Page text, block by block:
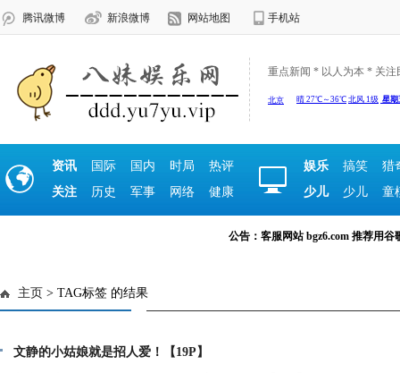
腾讯微博 新浪微博 网站地图 手机站
重点新闻 * 以人为本 * 关注
资讯 国际 国内 时局
热评
关注
历史 军事 网络 健康
娱乐 搞笑
猎
少儿
少儿 童
公告：客服网站 bgz6.com 推荐用谷
主页 > TAG标签 的结果
文静的小姑娘就是招人爱！【19P】